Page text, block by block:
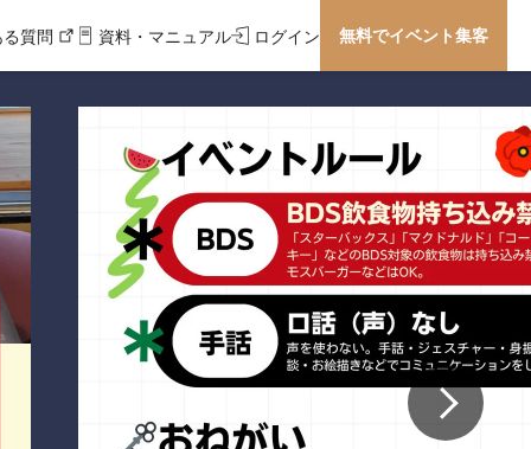
る質問 資料・マニュアル ログイン 無料でイベント集客